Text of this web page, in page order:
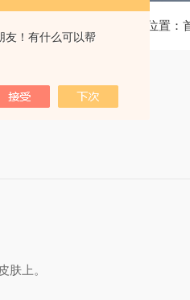
友！有什么可以帮
当前位置：
肤上。